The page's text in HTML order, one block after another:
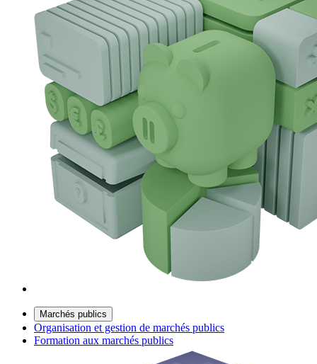
Marchés publics
Organisation et gestion de marchés publics
Formation aux marchés publics